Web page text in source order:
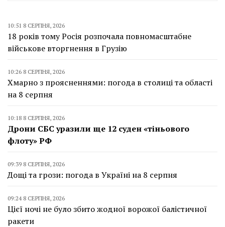
10:51 8 СЕРПНЯ, 2026
18 років тому Росія розпочала повномасштабне
військове вторгнення в Грузію
10:26 8 СЕРПНЯ, 2026
Хмарно з проясненнями: погода в столиці та області
на 8 серпня
10:18 8 СЕРПНЯ, 2026
Дрони СБС уразили ще 12 суден «тіньового
флоту» РФ
09:39 8 СЕРПНЯ, 2026
Дощі та грози: погода в Україні на 8 серпня
09:24 8 СЕРПНЯ, 2026
Цієї ночі не було збито жодної ворожої балістичної
ракети